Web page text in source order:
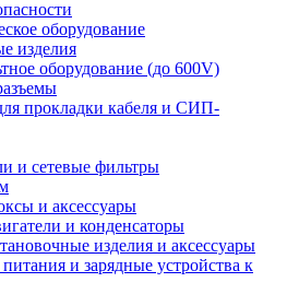
оборудование
изделия
оборудование (до 600V)
прокладки кабеля и СИП-
и сетевые фильтры
и аксессуары
и конденсаторы
изделия и аксессуары
и зарядные устройства к